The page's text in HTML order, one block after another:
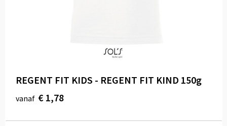
REGENT FIT KIDS - REGENT FIT KIND 150g
vanaf € 1,78